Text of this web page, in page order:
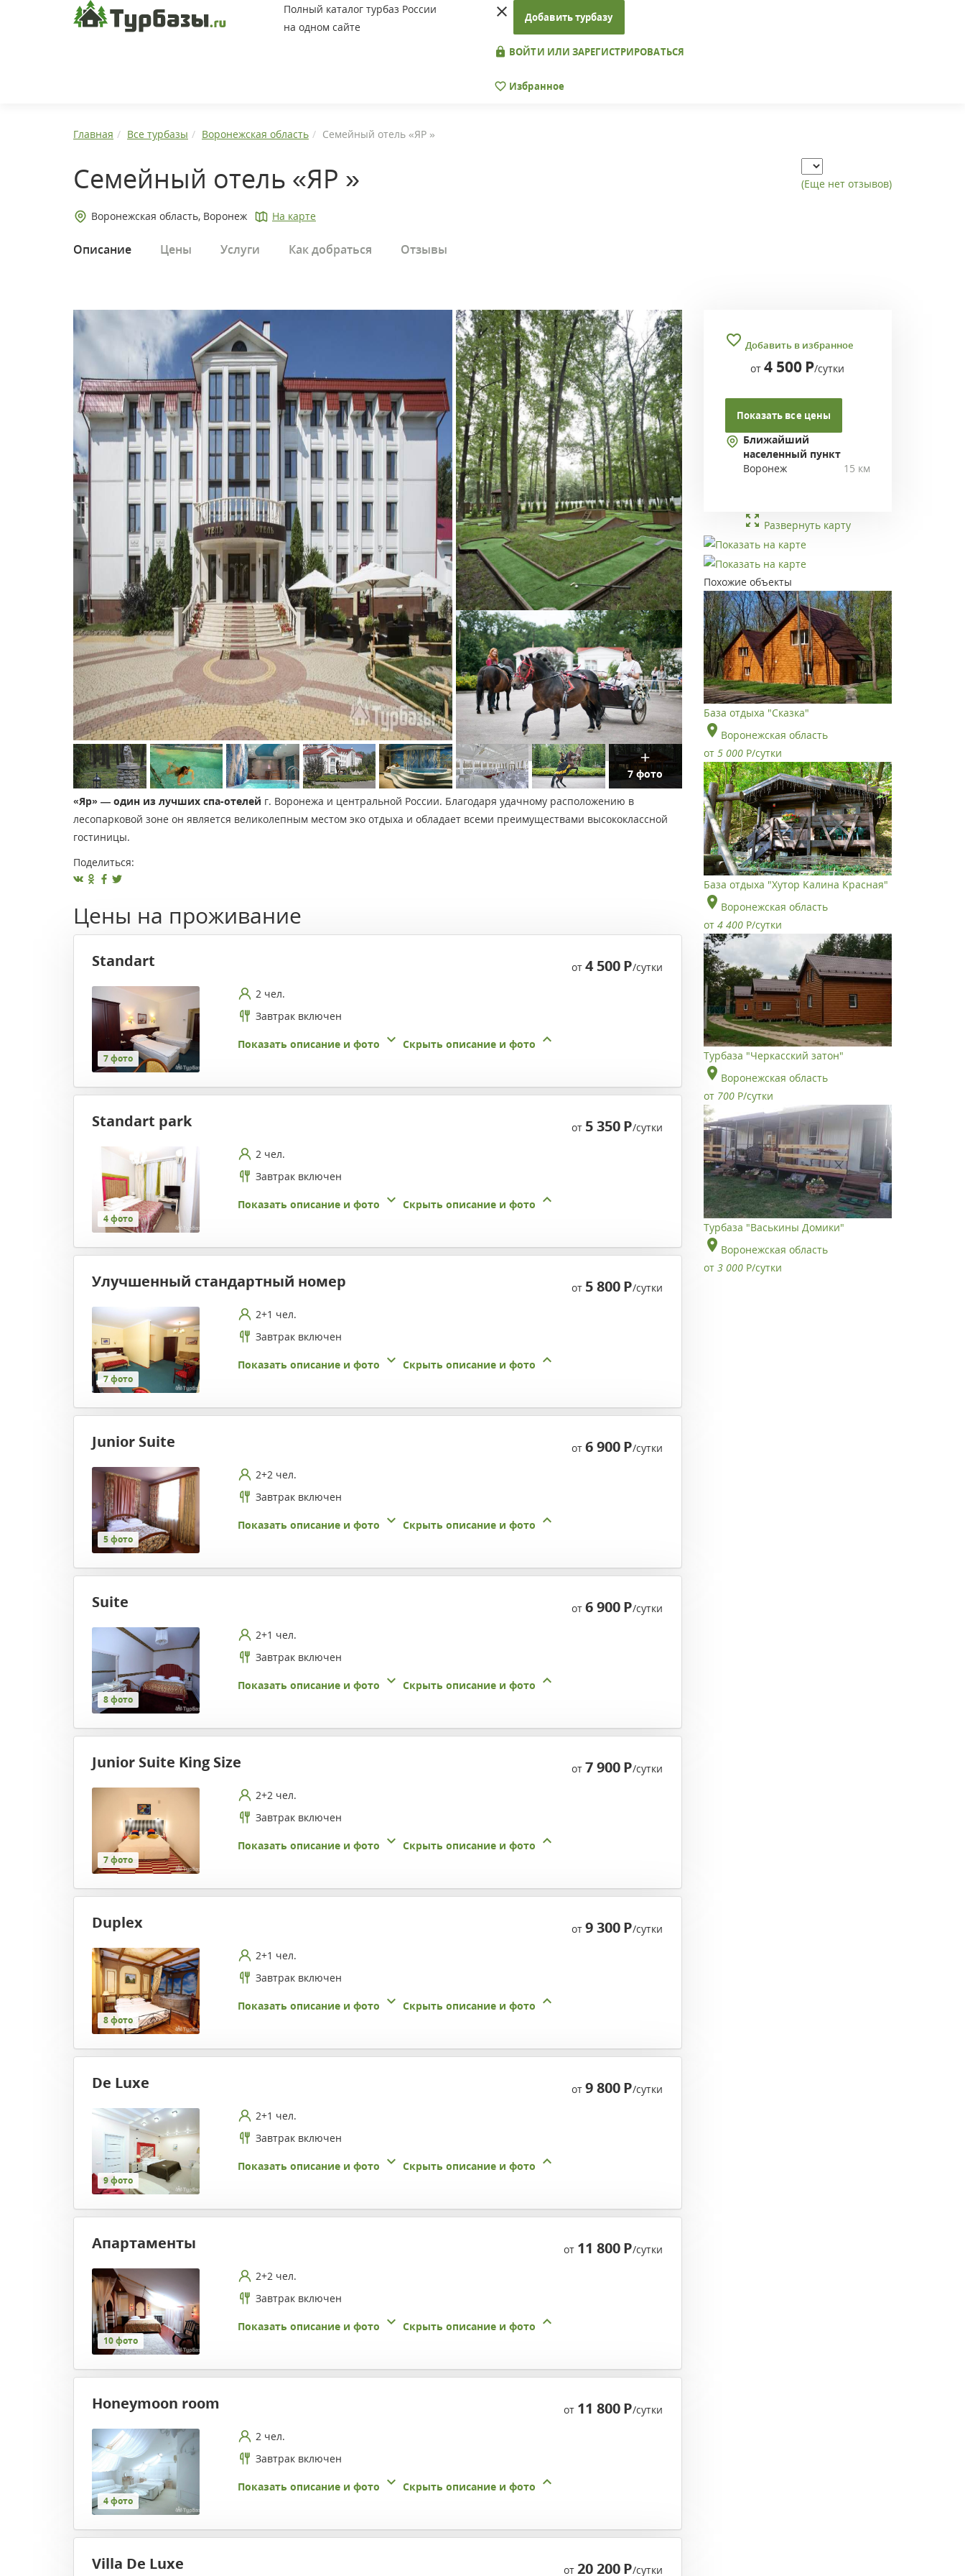
Полный каталог турбаз России
на одном сайте
Добавить турбазу
ВОЙТИ ИЛИ ЗАРЕГИСТРИРОВАТЬСЯ
Избранное
Главная Все турбазы Воронежская область Семейный отель «ЯР »
Семейный отель «ЯР » (Еще нет отзывов)
Воронежская область, Воронеж На карте
Описание Цены Услуги Как добраться Отзывы
7 фото
«Яр» — один из лучших спа-отелей г. Воронежа и центральной России. Благодаря удачному расположению в
лесопарковой зоне он является великолепным местом эко отдыха и обладает всеми преимуществами высококлассной
гостиницы.
Поделиться:
Цены на проживание
Standart от4 500Р/сутки
7 фото
2 чел.
Завтрак включен
Показать описание и фото Скрыть описание и фото
Standart park от 5 350Р/сутки
4 фото
2 чел.
Завтрак включен
Показать описание и фото Скрыть описание и фото
Улучшенный стандартный номер от 5 800Р/сутки
7 фото
2+1 чел.
Завтрак включен
Показать описание и фото Скрыть описание и фото
Junior Suite от6 900Р/сутки
5 фото
2+2 чел.
Завтрак включен
Показать описание и фото Скрыть описание и фото
Suite от6 900Р/сутки
8 фото
2+1 чел.
Завтрак включен
Показать описание и фото Скрыть описание и фото
Junior Suite King Size от7 900Р/сутки
7 фото
2+2 чел.
Завтрак включен
Показать описание и фото Скрыть описание и фото
Duplex от9 300Р/сутки
8 фото
2+1 чел.
Завтрак включен
Показать описание и фото Скрыть описание и фото
De Luxe от9 800Р/сутки
9 фото
2+1 чел.
Завтрак включен
Показать описание и фото Скрыть описание и фото
Апартаменты от 11 800Р/сутки
10 фото
2+2 чел.
Завтрак включен
Показать описание и фото Скрыть описание и фото
Honeymoon room от 11 800Р/сутки
4 фото
2 чел.
Завтрак включен
Показать описание и фото Скрыть описание и фото
Villa De Luxe от20 200Р/сутки
Добавить в избранное
от4 500 Р/сутки
Показать все цены
Ближайший
населенный пункт
Воронеж
15 км
Развернуть карту
Похожие объекты
База отдыха "Сказка"
Воронежская область
от 5 000 Р/сутки
База отдыха "Хутор Калина Красная"
Воронежская область
от 4 400 Р/сутки
Турбаза "Черкасский затон"
Воронежская область
от 700 Р/сутки
Турбаза "Васькины Домики"
Воронежская область
от 3 000 Р/сутки